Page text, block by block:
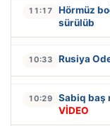
11:17
Hörmüz
sürülüb
10:33 Rusiya
10:29 Sabiq baş
VİDEO